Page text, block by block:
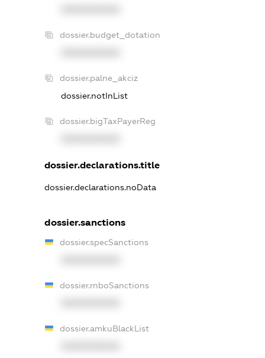
dossier.budget_dotation
dossier.palne_akciz
dossier.notInList
dossier.bigTaxPayerReg
dossier.declarations.title
dossier.declarations.noData
dossier.sanctions
dossier.specSanctions
dossier.rnboSanctions
dossier.amkuBlackList